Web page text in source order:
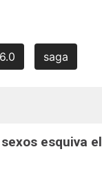
6.0 saga
esquiva el